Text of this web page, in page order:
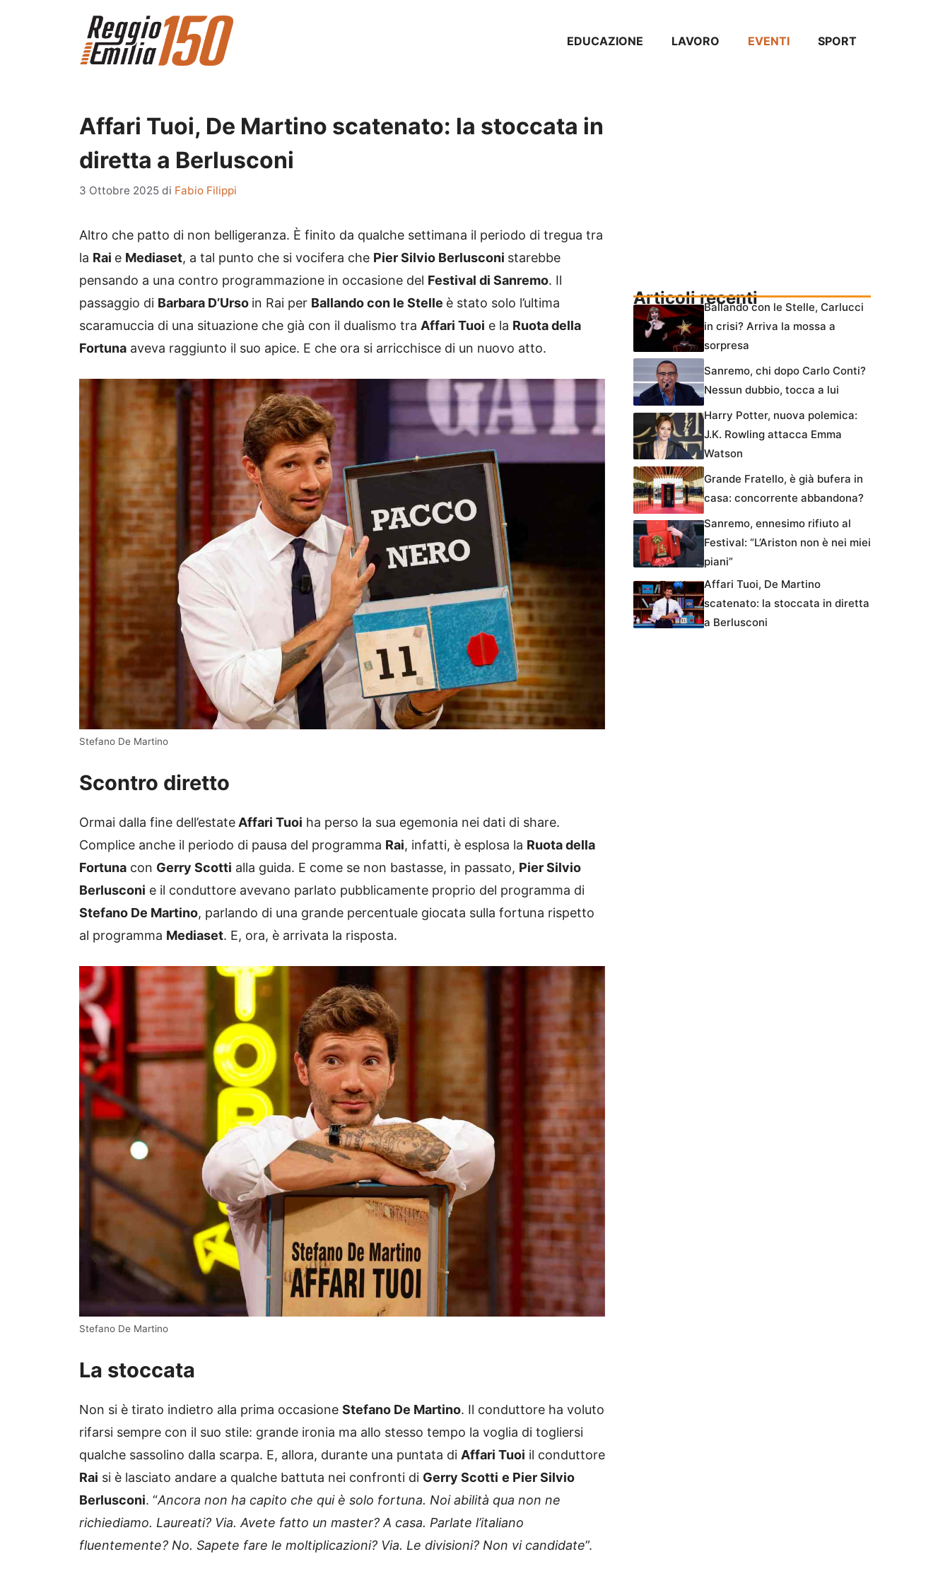
EDUCAZIONE LAVORO EVENTI SPORT
Affari Tuoi, De Martino scatenato: la stoccata in
diretta a Berlusconi
3 Ottobre 2025 di Fabio Filippi
Altro che patto di non belligeranza. È finito da qualche settimana il periodo di tregua tra
la Rai e Mediaset, a tal punto che si vocifera che Pier Silvio Berlusconi starebbe
pensando a una contro programmazione in occasione del Festival di Sanremo. Il
passaggio di Barbara D’Urso in Rai per Ballando con le Stelle è stato solo l’ultima
scaramuccia di una situazione che già con il dualismo tra Affari Tuoi e la Ruota della
Fortuna aveva raggiunto il suo apice. E che ora si arricchisce di un nuovo atto.
Stefano De Martino
Scontro diretto
Ormai dalla fine dell’estate Affari Tuoi ha perso la sua egemonia nei dati di share.
Complice anche il periodo di pausa del programma Rai, infatti, è esplosa la Ruota della
Fortuna con Gerry Scotti alla guida. E come se non bastasse, in passato, Pier Silvio
Berlusconi e il conduttore avevano parlato pubblicamente proprio del programma di
Stefano De Martino, parlando di una grande percentuale giocata sulla fortuna rispetto
al programma Mediaset. E, ora, è arrivata la risposta.
Stefano De Martino
La stoccata
Non si è tirato indietro alla prima occasione Stefano De Martino. Il conduttore ha voluto
rifarsi sempre con il suo stile: grande ironia ma allo stesso tempo la voglia di togliersi
qualche sassolino dalla scarpa. E, allora, durante una puntata di Affari Tuoi il conduttore
Rai si è lasciato andare a qualche battuta nei confronti di Gerry Scotti e Pier Silvio
Berlusconi. “Ancora non ha capito che qui è solo fortuna. Noi abilità qua non ne
richiediamo. Laureati? Via. Avete fatto un master? A casa. Parlate l’italiano
fluentemente? No. Sapete fare le moltiplicazioni? Via. Le divisioni? Non vi candidate”.
Articoli recentiBallando con le Stelle, Carlucci
in crisi? Arriva la mossa a
sorpresa
Sanremo, chi dopo Carlo Conti?
Nessun dubbio, tocca a lui
Harry Potter, nuova polemica:
J.K. Rowling attacca Emma
Watson
Grande Fratello, è già bufera in
casa: concorrente abbandona?
Sanremo, ennesimo rifiuto al
Festival: “L’Ariston non è nei miei
piani”
Affari Tuoi, De Martino
scatenato: la stoccata in diretta
a Berlusconi